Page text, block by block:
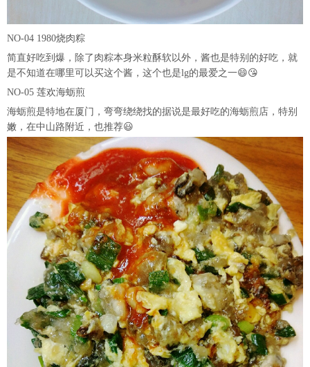
NO-04 1980烧肉粽
简直好吃到爆，除了肉粽本身米粒酥软以外，酱也是特别的好吃，就
是不知道在哪里可以买这个酱，这个也是lg的最爱之一😄😘
NO-05 莲欢海蛎煎
海蛎煎是特地在厦门，弯弯绕绕找的据说是最好吃的海蛎煎店，特别
嫩，在中山路附近，也推荐😃